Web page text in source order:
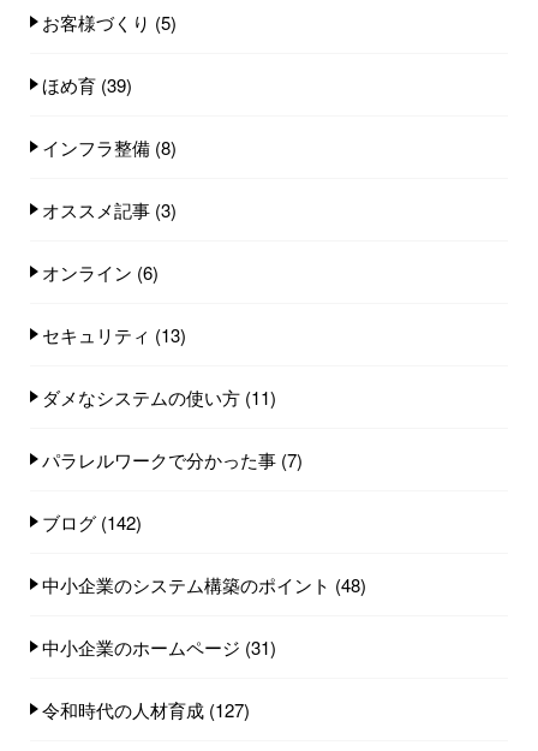
お客様づくり (5)
ほめ育 (39)
インフラ整備 (8)
オススメ記事 (3)
オンライン (6)
セキュリティ (13)
ダメなシステムの使い方 (11)
パラレルワークで分かった事 (7)
ブログ (142)
中小企業のシステム構築のポイント (48)
中小企業のホームページ (31)
令和時代の人材育成 (127)